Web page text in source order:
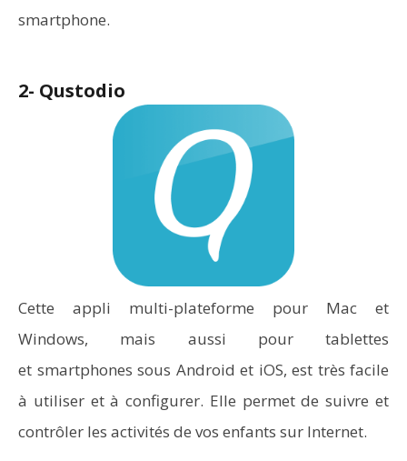
smartphone.
2- Qustodio
Cette appli multi-plateforme pour Mac et
Windows, mais aussi pour tablettes
et smartphones sous Android et iOS, est très facile
à utiliser et à configurer. Elle permet de suivre et
contrôler les activités de vos enfants sur Internet.